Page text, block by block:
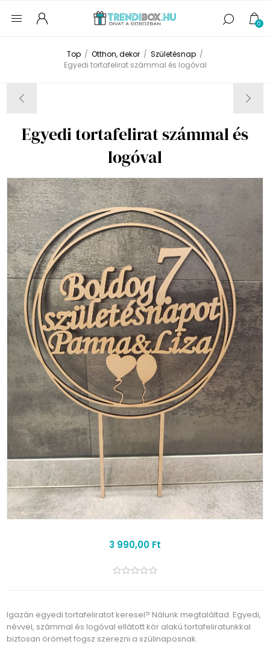
0
Top / Otthon, dekor / Születésnap /
Egyedi tortafelirat számmal és logóval
Egyedi tortafelirat számmal és
logóval
3 990,00 Ft
Igazán egyedi tortafeliratot keresel? Nálunk megtaláltad. Egyedi,
névvel, számmal és logóval ellátott kör alakú tortafeliratunkkal
biztosan örömet fogsz szerezni a szülinaposnak.